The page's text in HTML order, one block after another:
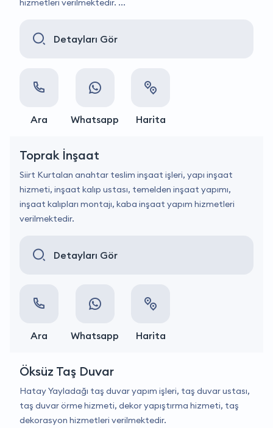
hizmetleri verilmektedir. ...
Detayları Gör
Ara Whatsapp Harita
Toprak İnşaat
Siirt Kurtalan anahtar teslim inşaat işleri, yapı inşaat
hizmeti, inşaat kalıp ustası, temelden inşaat yapımı,
inşaat kalıpları montajı, kaba inşaat yapım hizmetleri
verilmektedir.
Detayları Gör
Ara Whatsapp Harita
Öksüz Taş Duvar
Hatay Yayladağı taş duvar yapım işleri, taş duvar ustası,
taş duvar örme hizmeti, dekor yapıştırma hizmeti, taş
dekorasyon hizmetleri verilmektedir.